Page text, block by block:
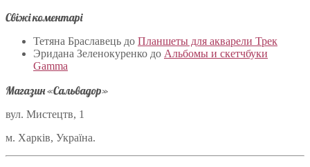
Свіжі коментарі
Тетяна Браславець до Планшеты для акварели Трек
Эридана Зеленокуренко до Альбомы и скетчбуки
Gamma
Магазин «Сальвадор»
вул. Мистецтв, 1
м. Харків, Україна.